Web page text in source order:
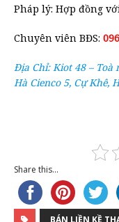
Pháp lý: Hợp đồng
Chuyên viên BĐS:
Địa Chỉ: Kiot 48 – Toà
Hà Cienco 5, Cự Khê,
Share this...
BÁN LIỀN KỀ